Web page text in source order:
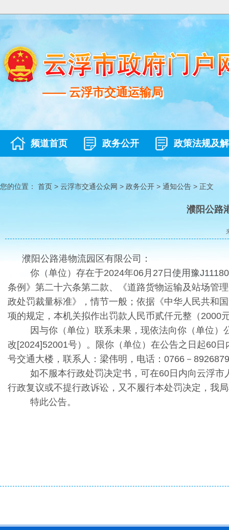
—— 云浮市交通运输局
—— 云浮市交通运输局
频道首页 政务公开 政策法规及
您的位置： 首页 > 云浮市交通公众网 > 政务公开 > 通知公告 > 正文
濮阳公路
濮阳公路港物流园区有限公司：
你（单位）存在于2024年06月27日使用豫
条例》第二十六条第二款、《道路货物运输及站场管
政处罚裁量标准》，情节一般；依据《中华人民共和
项的规定，本机关拟作出罚款人民币贰仟元整（2000
因与你（单位）联系未果，现依法向你（单位
改[2024]52001号）。限你（单位）在公告之日起60
号交通大楼，联系人：梁伟明，电话：0766－
如不服本行政处罚决定书，可在60日内向云浮
行政复议或不提行政诉讼，又不履行本处罚决定，我
特此公告。